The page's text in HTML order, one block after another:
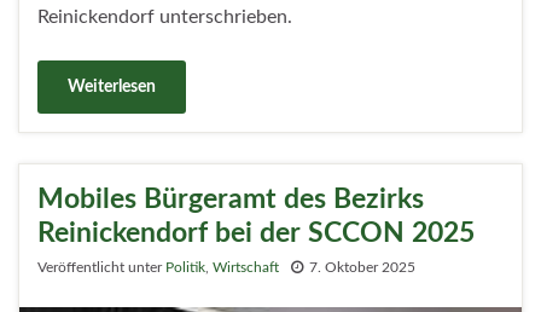
Reinickendorf unterschrieben.
Weiterlesen
Mobiles Bürgeramt des Bezirks
Reinickendorf bei der SCCON 2025
Veröffentlicht unter Politik, Wirtschaft 7. Oktober 2025